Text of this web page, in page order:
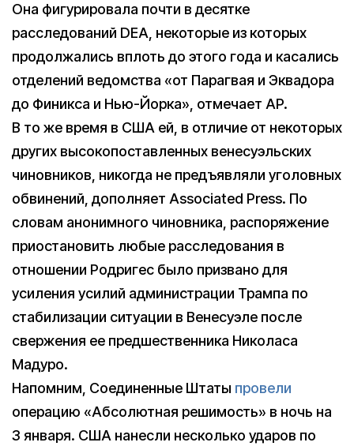
Она фигурировала почти в десятке
расследований DEA, некоторые из которых
продолжались вплоть до этого года и касались
отделений ведомства «от Парагвая и Эквадора
до Финикса и Нью-Йорка», отмечает AP.
В то же время в США ей, в отличие от некоторых
других высокопоставленных венесуэльских
чиновников, никогда не предъявляли уголовных
обвинений, дополняет Associated Press. По
словам анонимного чиновника, распоряжение
приостановить любые расследования в
отношении Родригес было призвано для
усиления усилий администрации Трампа по
стабилизации ситуации в Венесуэле после
свержения ее предшественника Николаса
Мадуро.
Напомним, Соединенные Штаты провели
операцию «Абсолютная решимость» в ночь на
3 января. США нанесли несколько ударов по